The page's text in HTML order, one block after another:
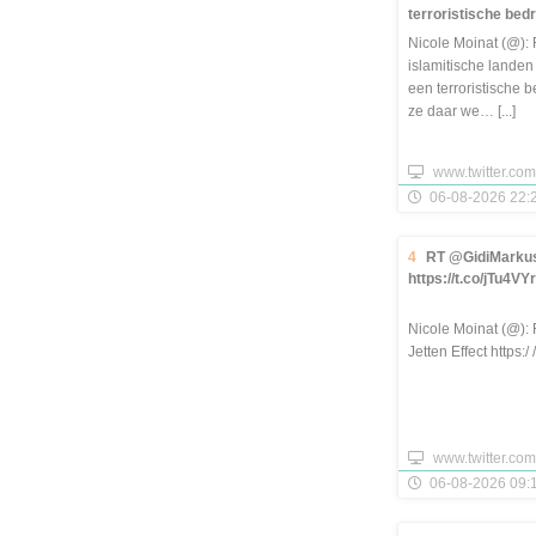
terroristische
Nicole Moinat (@):
islamitische landen
een terroristische
ze daar we… [...]
www.twitter.com
06-08-2026
4
RT
https://t.co/
Nicole Moinat (@):
Jetten Effect https:/
www.twitter.com
06-08-2026